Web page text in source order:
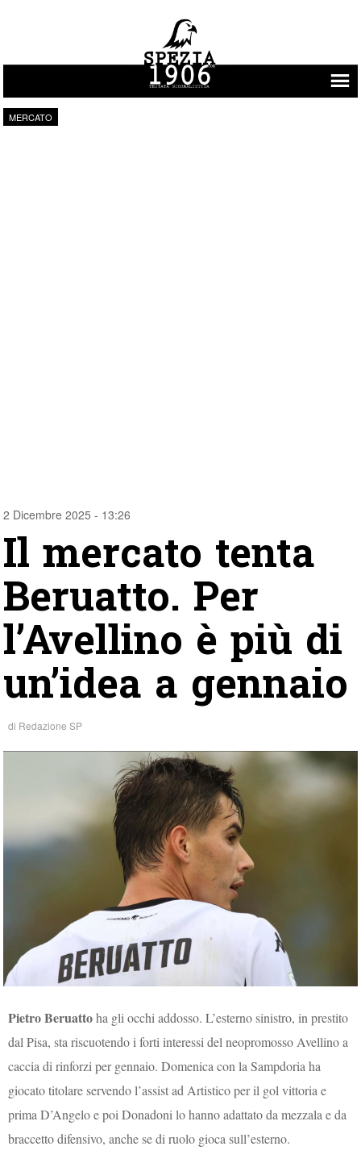
Vai al contenuto
MERCATO
2 Dicembre 2025 - 13:26
Il mercato tenta
Beruatto. Per
l’Avellino è più di
un’idea a gennaio
di Redazione SP
Pietro Beruattoha gli occhi addosso. L’esterno sinistro, in prestito
dal Pisa, sta riscuotendo i forti interessi del neopromosso Avellino a
caccia di rinforzi per gennaio. Domenica con la Sampdoria ha
giocato titolare servendo l’assist ad Artistico per il gol vittoria e
prima D’Angelo e poi Donadoni lo hanno adattato da mezzala e da
braccetto difensivo, anche se di ruolo gioca sull’esterno.